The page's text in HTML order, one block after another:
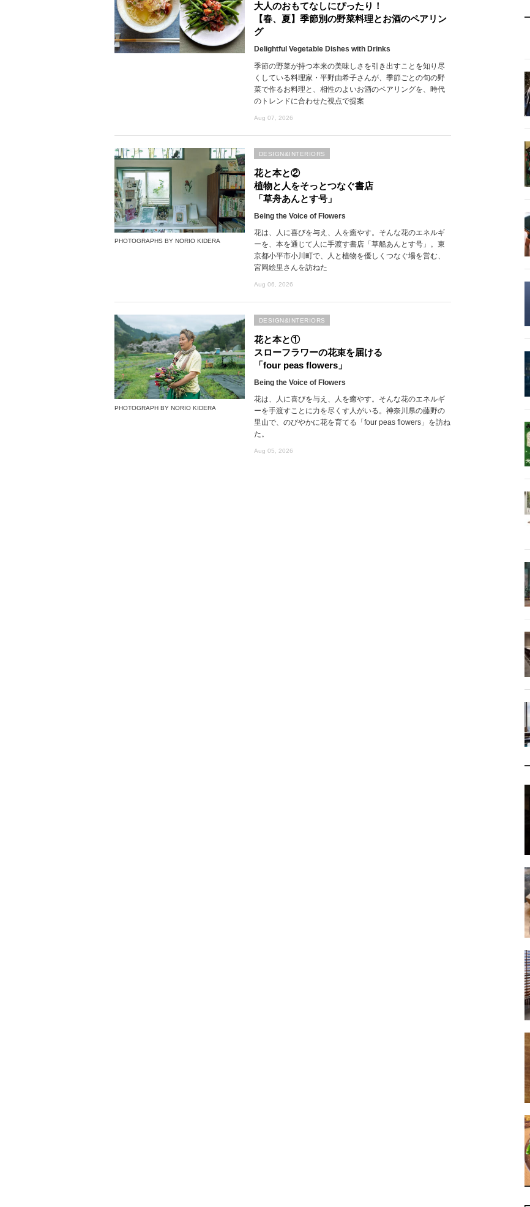
大人のおもてなしにぴったり！
【春、夏】季節別の野菜料理とお酒のペアリン
グ
Delightful Vegetable Dishes with Drinks
季節の野菜が持つ本来の美味しさを引き出すことを知り尽
くしている料理家・平野由希子さんが、季節ごとの旬の野
菜で作るお料理と、相性のよいお酒のペアリングを、時代
のトレンドに合わせた視点で提案
Aug 07, 2026
PHOTOGRAPHS BY NORIO KIDERA
花と本と②
植物と人をそっとつなぐ書店
「草舟あんとす号」
Being the Voice of Flowers
花は、人に喜びを与え、人を癒やす。そんな花のエネルギ
ーを、本を通じて人に手渡す書店「草船あんとす号」。東
京都小平市小川町で、人と植物を優しくつなぐ場を営む、
宮岡絵里さんを訪ねた
Aug 06, 2026
DESIGN&INTERIORS
PHOTOGRAPH BY NORIO KIDERA
花と本と①
スローフラワーの花束を届ける
「four peas flowers」
Being the Voice of Flowers
花は、人に喜びを与え、人を癒やす。そんな花のエネルギ
ーを手渡すことに力を尽くす人がいる。神奈川県の藤野の
里山で、のびやかに花を育てる「four peas flowers」を訪ね
た。
Aug 05, 2026
DESIGN&INTERIORS